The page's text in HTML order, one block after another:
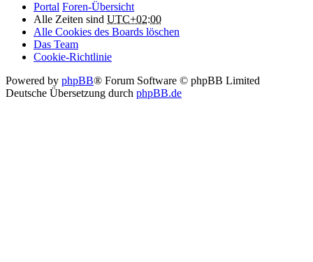
Portal Foren-Übersicht
Alle Zeiten sind UTC+02:00
Alle Cookies des Boards löschen
Das Team
Cookie-Richtlinie
Powered by phpBB® Forum Software © phpBB Limited
Deutsche Übersetzung durch phpBB.de